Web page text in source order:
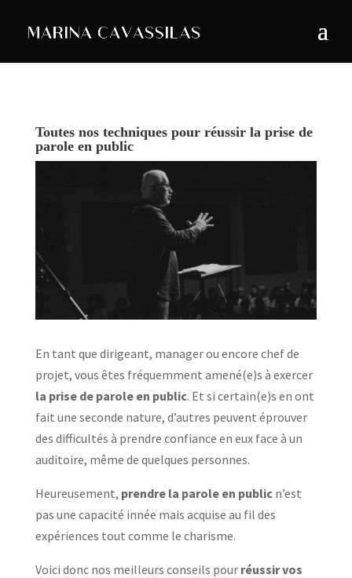
Toutes nos techniques pour réussir la prise de
parole en public
En tant que dirigeant, manager ou encore chef de
projet, vous êtes fréquemment amené(e)s à exercer
la prise de parole en public. Et si certain(e)s en ont
fait une seconde nature, d’autres peuvent éprouver
des difficultés à prendre confiance en eux face à un
auditoire, même de quelques personnes.
Heureusement, prendre la parole en publicn’est
pas une capacité innée mais acquise au fil des
expériences tout comme le charisme.
Voici donc nos meilleurs conseils pourréussir vos